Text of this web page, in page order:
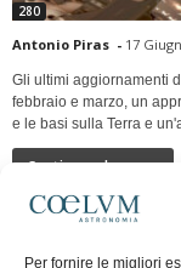
Per fornire le migliori
280
Antonio Piras - 17
Gli ultimi aggiornamenti
febbraio e marzo, un
e le basi sulla Terra e
Continua a leggere